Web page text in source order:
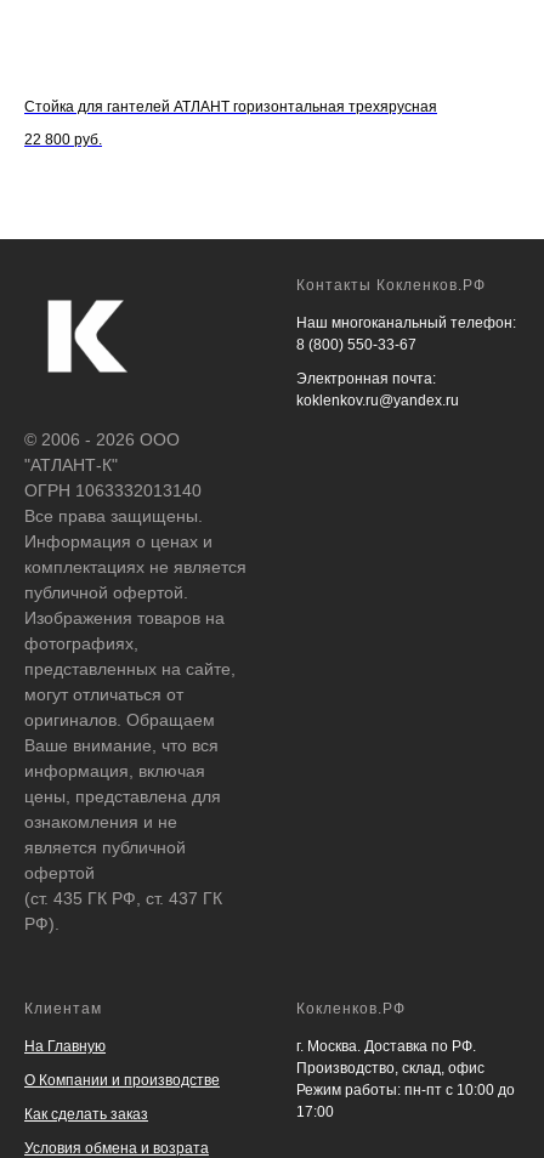
Стойка для гантелей АТЛАНТ горизонтальная трехярусная
22 800 руб.
© 2006 - 2026 ООО
"АТЛАНТ-К"
ОГРН 1063332013140
Все права защищены.
Информация о ценах и
комплектациях не является
публичной офертой.
Изображения товаров на
фотографиях,
представленных на сайте,
могут отличаться от
оригиналов. Обращаем
Ваше внимание, что вся
информация, включая
цены, представлена для
ознакомления и не
является публичной
офертой
(ст. 435 ГК РФ, ст. 437 ГК
РФ).
Контакты Кокленков.РФ
Наш многоканальный телефон:
8 (800) 550-33-67
Электронная почта:
koklenkov.ru@yandex.ru
Клиентам
На Главную
О Компании и производстве
Как сделать заказ
Условия обмена и возрата
Кокленков.РФ
г. Москва. Доставка по РФ.
Производство, склад, офис
Режим работы: пн-пт с 10:00 до
17:00